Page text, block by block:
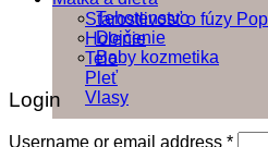
Starostlivosť o fúzy
Holenie
Telo
Pleť
Vlasy
Tehotenstvo
Dojčenie
Baby kozmetika
Login
Username or email address *